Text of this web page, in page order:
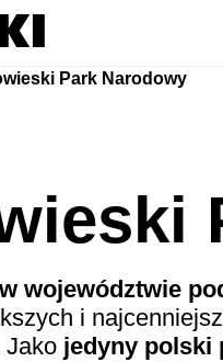
Park Narodowy
województwie
i
Jako jedyny polski